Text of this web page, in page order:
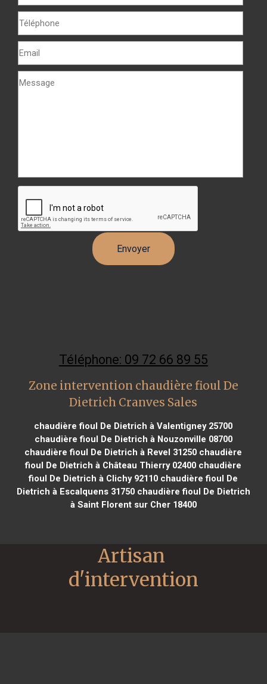
Téléphone: 09 72 66 89 55
Zone intervention chaudière fioul De
Dietrich Cranves Sales
chaudière fioul De Dietrich à Valentigney 25700
chaudière fioul De Dietrich à Nouzonville 08700
chaudière fioul De Dietrich à Revel 31250 chaudière
fioul De Dietrich à Château Thierry 02400 chaudière
fioul De Dietrich à Clichy 92110 chaudière fioul De
Dietrich à Escalquens 31750chaudière fioul De Dietrich
à Saint Florent sur Cher 18400
Artisan
d'intervention